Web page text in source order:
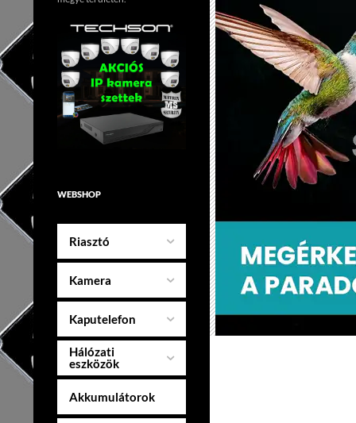
WEBSHOP
Riasztó
Kamera
Kaputelefon
Hálózati
eszközök
Akkumulátorok